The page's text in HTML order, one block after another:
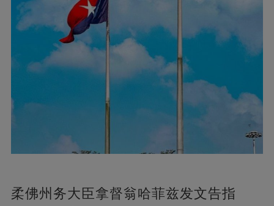
柔佛州务大臣拿督翁哈菲兹发文告指